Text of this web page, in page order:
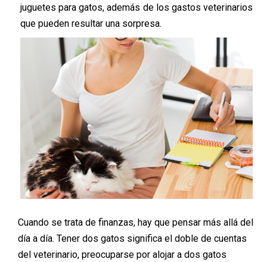
juguetes para gatos, además de los gastos veterinarios
que pueden resultar una sorpresa.
Cuando se trata de finanzas, hay que pensar más allá del
día a día. Tener dos gatos significa el doble de cuentas
del veterinario, preocuparse por alojar a dos gatos